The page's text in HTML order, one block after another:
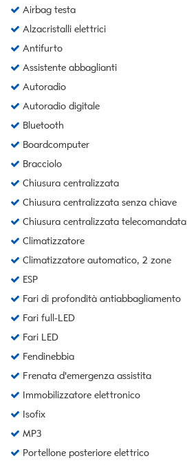
Airbag testa
Alzacristalli elettrici
Antifurto
Assistente abbaglianti
Autoradio
Autoradio digitale
Bluetooth
Boardcomputer
Bracciolo
Chiusura centralizzata
Chiusura centralizzata senza chiave
Chiusura centralizzata telecomandata
Climatizzatore
Climatizzatore automatico, 2 zone
ESP
Fari di profondità antiabbagliamento
Fari full-LED
Fari LED
Fendinebbia
Frenata d'emergenza assistita
Immobilizzatore elettronico
Isofix
MP3
Portellone posteriore elettrico